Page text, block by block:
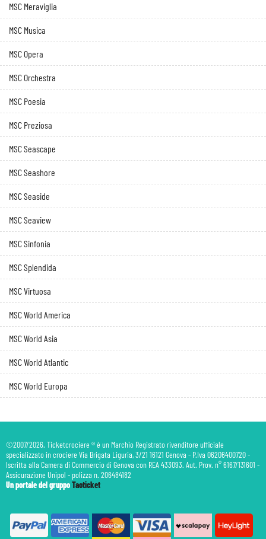
MSC Meraviglia
MSC Musica
MSC Opera
MSC Orchestra
MSC Poesia
MSC Preziosa
MSC Seascape
MSC Seashore
MSC Seaside
MSC Seaview
MSC Sinfonia
MSC Splendida
MSC Virtuosa
MSC World America
MSC World Asia
MSC World Atlantic
MSC World Europa
©2007/2026. Ticketcrociere ® è un Marchio Registrato rivenditore ufficiale
specializzato in crociere Via Brigata Liguria, 3/21 16121 Genova - P.Iva 06206400720 -
Iscritta alla Camera di Commercio di Genova con REA 433093. Aut. Prov. n° 6167/131601 -
Assicurazione Unipol - polizza n. 206484182
Un portale del gruppoTaoticket